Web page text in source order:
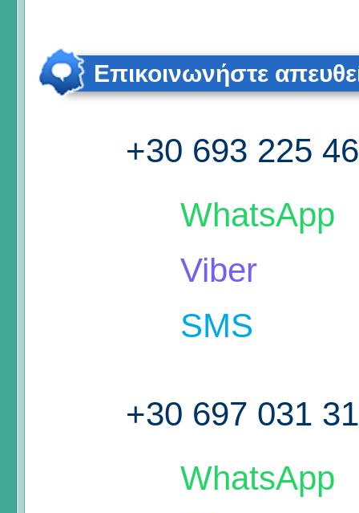
Επικοινωνήστε
+30 693 225
WhatsApp
Viber
SMS
+30 697 031
WhatsApp